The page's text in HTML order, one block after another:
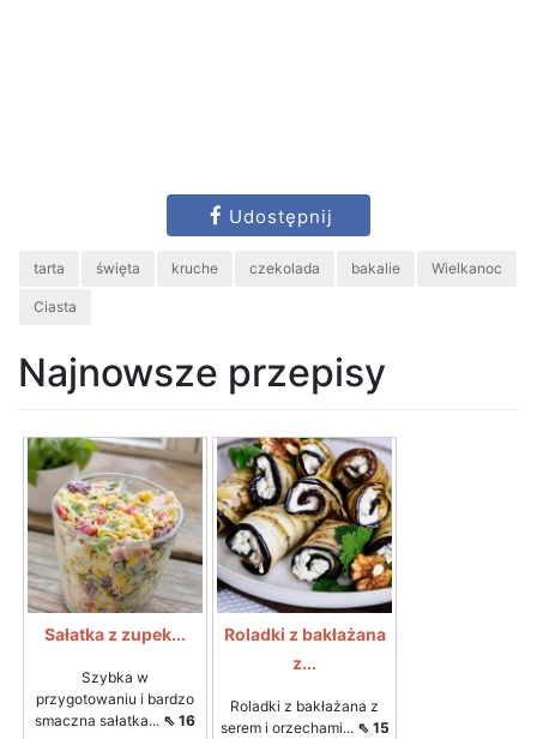
Udostępnij
tarta święta kruche czekolada bakalie Wielkanoc
Ciasta
Najnowsze przepisy
Sałatka z zupek...
Szybka w
przygotowaniu i bardzo
smaczna sałatka... ⇖ 16
Roladki z bakłażana
z...
Roladki z bakłażana z
serem i orzechami... ⇖ 15